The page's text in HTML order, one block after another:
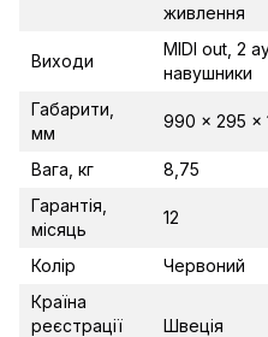
живлення
Виходи
MIDI out, 2
навушники
Габарити,
мм
990 x 295 x
Вага, кг
8,75
Гарантія,
місяць
12
Колір
Червоний
Країна
реєстрації
Швеція